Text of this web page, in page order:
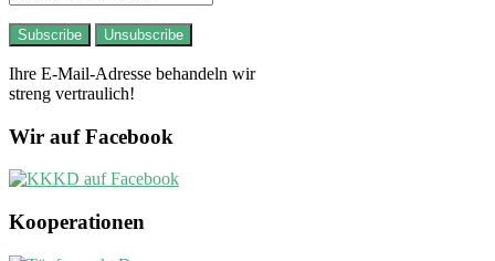
Ihre E-Mail-Adresse behandeln wir
streng vertraulich!
Wir auf Facebook
Kooperationen